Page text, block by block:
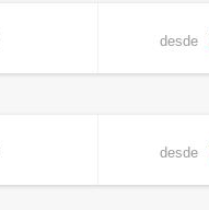
desde
desde